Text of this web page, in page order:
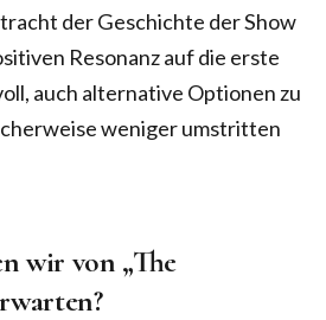
der Geschichte der Show
Resonanz auf die erste
auch alternative Optionen zu
weniger umstritten
wir von „The